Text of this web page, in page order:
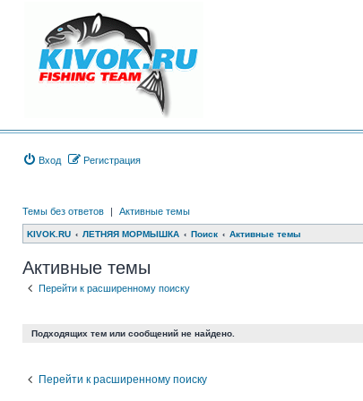
Вход Регистрация
Темы без ответов | Активные темы
KIVOK.RU ЛЕТНЯЯ МОРМЫШКА Поиск Активные темы
Активные темы
Перейти к расширенному поиску
Подходящих тем или сообщений не найдено.
Перейти к расширенному поиску